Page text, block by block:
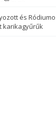
és
karikagyűrűk